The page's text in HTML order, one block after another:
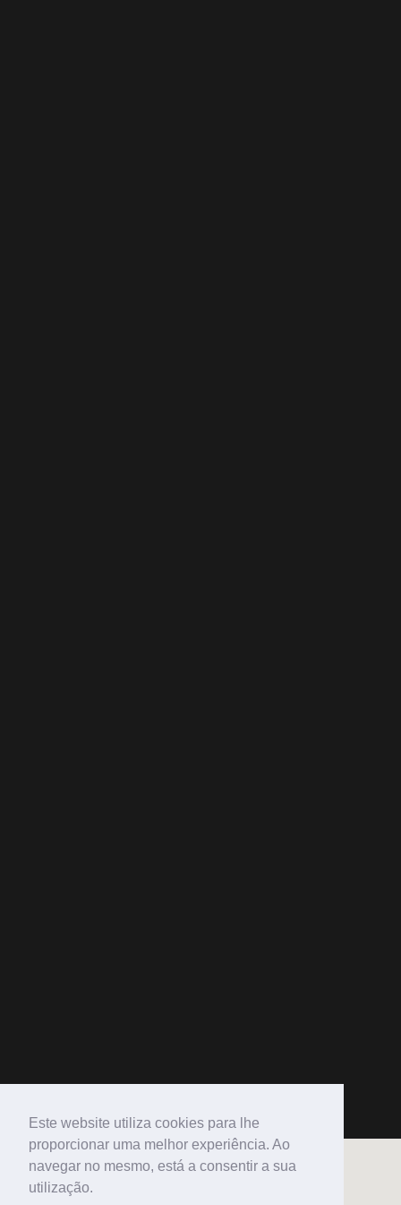
Este website utiliza cookies para lhe
proporcionar uma melhor experiência. Ao
navegar no mesmo, está a consentir a sua
utilização.